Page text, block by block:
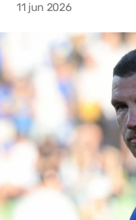
11 jun 2026